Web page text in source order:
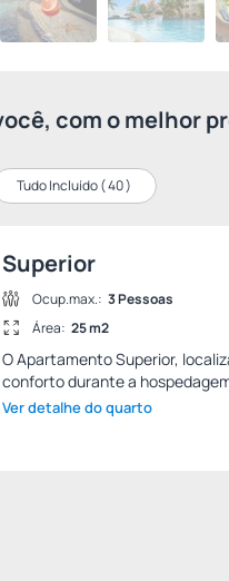
com o melhor
Tudo Incluído (40)
Superior
Ocup.max.: 3 Pessoas
Área: 25 m2
O Apartamento Superior,
conforto durante a
Ver detalhe do quarto